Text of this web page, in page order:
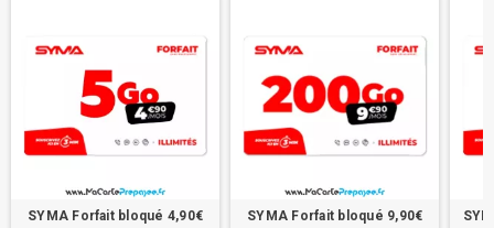
SYMA Forfait bloqué 4,90€ SYMA Forfait bloqué 9,90€